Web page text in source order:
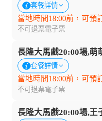
套餐詳情
當地時間18:00前，可預
不可退票電子票
長隆大馬戲20:00場,萌
套餐詳情
當地時間18:00前，可預
不可退票電子票
長隆大馬戲20:00場,王